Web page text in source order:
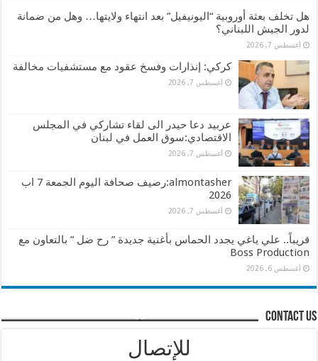
هل تخلف بعثة أوروبية “اليونيفيل” بعد انتهاء ولايتها… وهل من ضمانة
لدور الجيش اللبناني؟
أغسطس 7, 2026
كركي: إنذارات وفسخ عقود مع مستشفيات مخالفة
أغسطس 7, 2026
عربيد دعا حيدر الى لقاء تشاركي في المجلس
الاقتصادي:سوق العمل في لبنان
أغسطس 7, 2026
almontasher:رصيف صحافة اليوم الجمعة 7 اب
2026
أغسطس 7, 2026
قريباً.. علي ياغي يجدد الحماس بأغنية جديدة ” رح ضل ” بالتعاون مع
Boss Production
أغسطس 6, 2026
contact us
للإتصال